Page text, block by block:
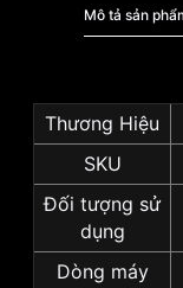
Mô tả sản
Thương Hiệu
SKU
Đối tượng sử
dụng
Dòng máy